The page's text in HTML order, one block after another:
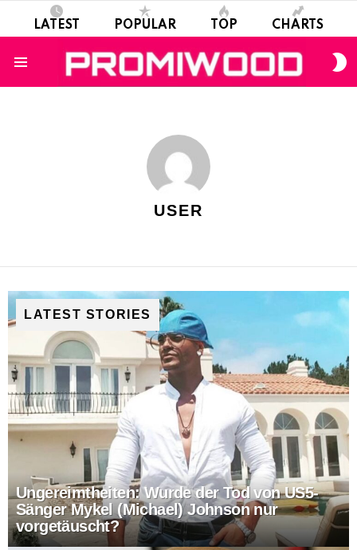
LATEST POPULAR TOP CHARTS
USER
LATEST STORIES
Ungereimtheiten: Wurde der Tod von US5-
Sänger Mykel (Michael) Johnson nur
vorgetäuscht?